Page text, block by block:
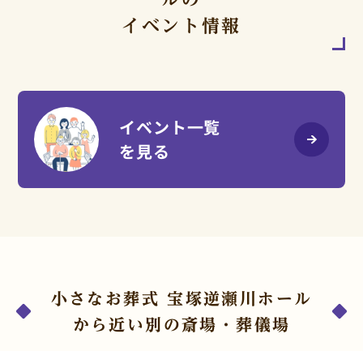
イベント情報
イベント一覧
を見る
小さなお葬式 宝塚逆瀬川ホール
から近い別の斎場・葬儀場